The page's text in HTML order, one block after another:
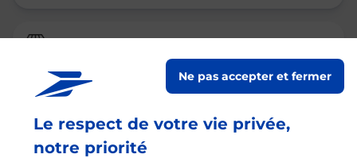
Le respect de votre vie privée,
notre priorité
Ne pas accepter et fermer
Relais Pickup
POT A TABAC
jusqu'à 15h00
29 NOUVELLE PLACE
18300 SANCERRE